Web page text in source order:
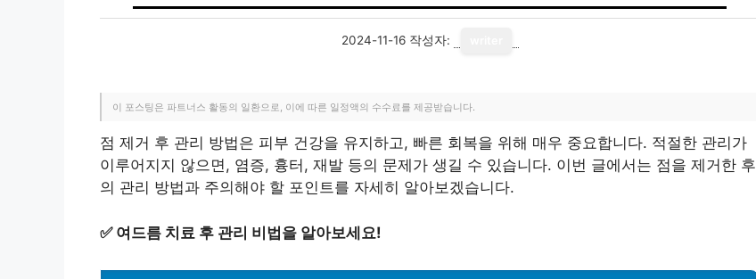
2024-11-16 작성자:
이 포스팅은 파트너스 활동의 일환으로, 이에 따른 일정액의 수수료를 제공받습니다.
점 제거 후 관리 방법은 피부 건강을 유지하고, 빠른 회복을 위해 매우 중요합니다. 적절한 관리가
이루어지지 않으면, 염증, 흉터, 재발 등의 문제가 생길 수 있습니다. 이번 글에서는 점을 제거한 후
의 관리 방법과 주의해야 할 포인트를 자세히 알아보겠습니다.
✅ 여드름 치료 후 관리 비법을 알아보세요!